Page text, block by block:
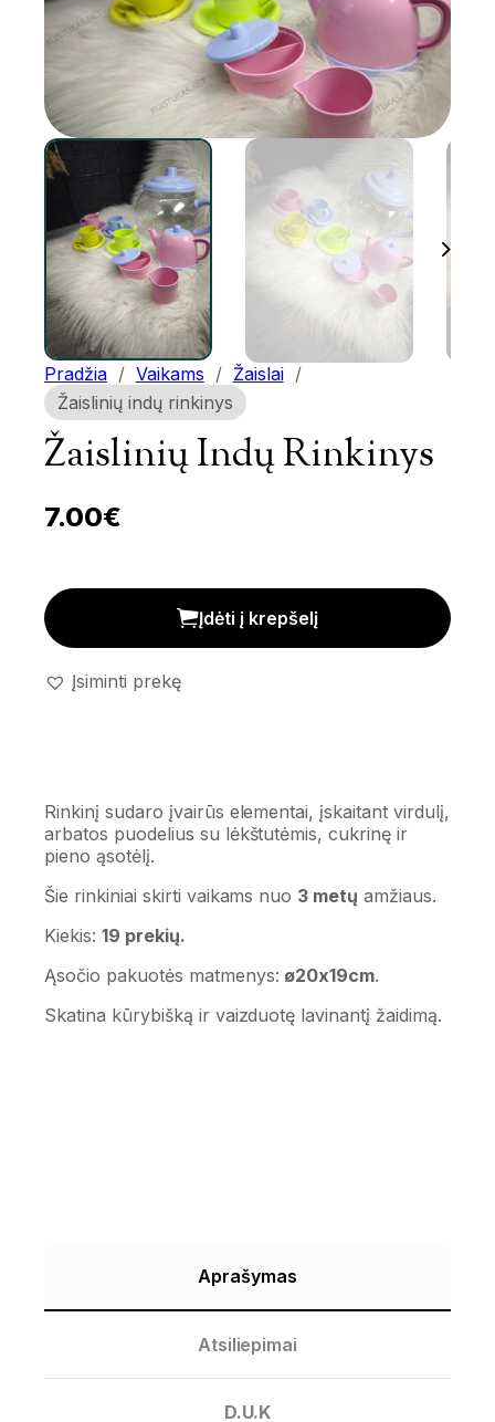
Pradžia / Vaikams / Žaislai /
Žaislinių indų rinkinys
Žaislinių Indų Rinkinys
7.00€
Žaislinių indų rinkinys kiekis
Įdėti į krepšelį
Įsiminti prekę
Rinkinį sudaro įvairūs elementai, įskaitant virdulį,
arbatos puodelius su lėkštutėmis, cukrinę ir
pieno ąsotėlį.
Šie rinkiniai skirti vaikams nuo 3 metų amžiaus.
Kiekis: 19 prekių.
Ąsočio pakuotės matmenys: ø20x19cm.
Skatina kūrybišką ir vaizduotę lavinantį žaidimą.
Aprašymas
Atsiliepimai
D.U.K